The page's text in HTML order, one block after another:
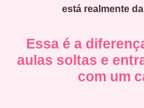
está realmente
Essa é a
aulas soltas e
com um